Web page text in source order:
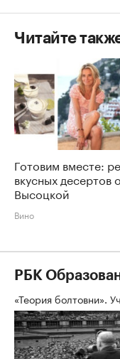
Читайте
Готовим вместе:
вкусных десертов
Высоцкой
Вино
РБК
«Теория болтовни».